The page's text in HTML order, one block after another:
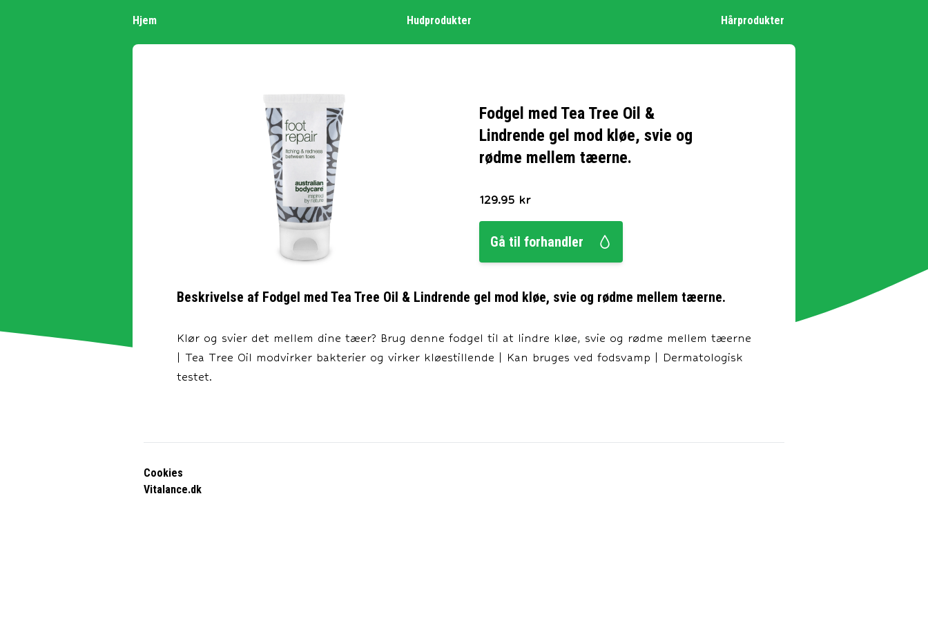
Hjem Hudprodukter Hårprodukter
Fodgel med Tea Tree Oil &
Lindrende gel mod kløe, svie og
rødme mellem tæerne.
129.95 kr
Gå til forhandler
Beskrivelse af Fodgel med Tea Tree Oil & Lindrende gel mod kløe, svie og rødme mellem tæerne.
Klør og svier det mellem dine tæer? Brug denne fodgel til at lindre kløe, svie og rødme mellem tæerne
| Tea Tree Oil modvirker bakterier og virker kløestillende | Kan bruges ved fodsvamp | Dermatologisk
testet.
Cookies
Vitalance.dk